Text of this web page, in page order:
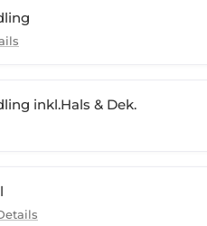
inkl.Hals & Dek.